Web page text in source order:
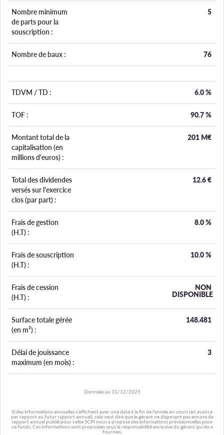
Nombre minimum
de parts pour la
souscription :
5
Nombre de baux : 76
TDVM / TD : 6.0%
TOF : 90.7%
Montant total de la
capitalisation (en
millions d'euros) :
201 M€
Total des dividendes
versés sur l'exercice
clos (par part) :
12.6€
Frais de gestion
(H.T) :
8.0%
Frais de souscription
(H.T) :
10.0%
Frais de cession
(H.T) :
NON
DISPONIBLE
Surface totale gérée
(en m²) :
148.481
Délai de jouissance
maximum (en mois) :
3
Données au 31/12/2025
Si des informations annuelles s'affichent avec une date à la fin de l'année en cours (en avance
par rapport au futur rapport annuel), cela veut dire que le gérant ne disposant pas encore de
rapport annuel publié pour cette SCPI nous a proposé des informations prévisionnelles pour
ce fonds. Ces informations sont proposées sous la responsabilité exclusive du gérant qui les a
fournies.